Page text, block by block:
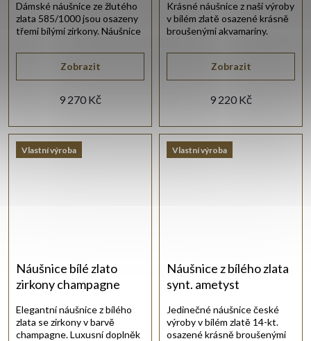
9 270 Kč
Zobrazit
Dámské náušnice ze žlutého
zlata 585/1000 jsou osazeny
třemi bílými zirkony. Náušnice
provedení.
9 220 Kč
Zobrazit
Krásné náušnice z naší výroby
v bílém zlatě osazené krásně
broušenými akvamaríny.
Vlastní výroba
Náušnice bílé zlato
zirkony champagne
Elegantní náušnice z bílého
zlata se zirkony v barvě
champagne. Luxusní doplněk
Vlastní výroba
Náušnice z bílého zlata
synt. ametyst
Jedinečné náušnice české
výroby v bílém zlatě 14-kt.
osazené krásně broušenými